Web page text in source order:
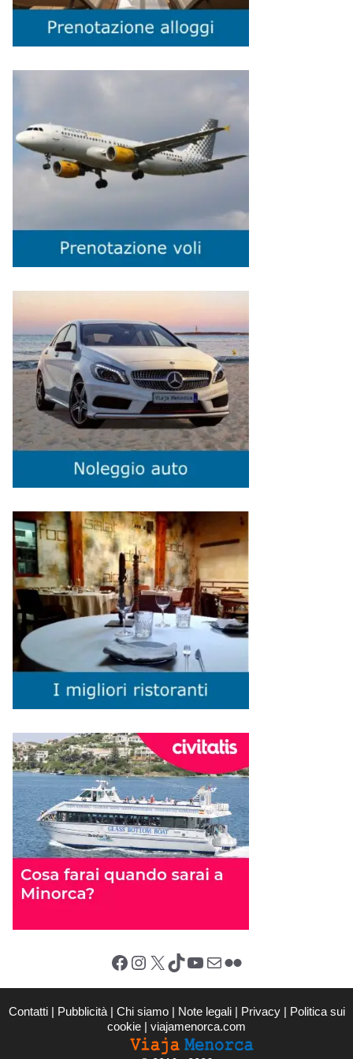
Facebook Instagram X (Twitter) TikTok YouTube Email Flickr
Contatti | Pubblicità | Chi siamo | Note legali | Privacy | Politica sui
cookie | viajamenorca.com